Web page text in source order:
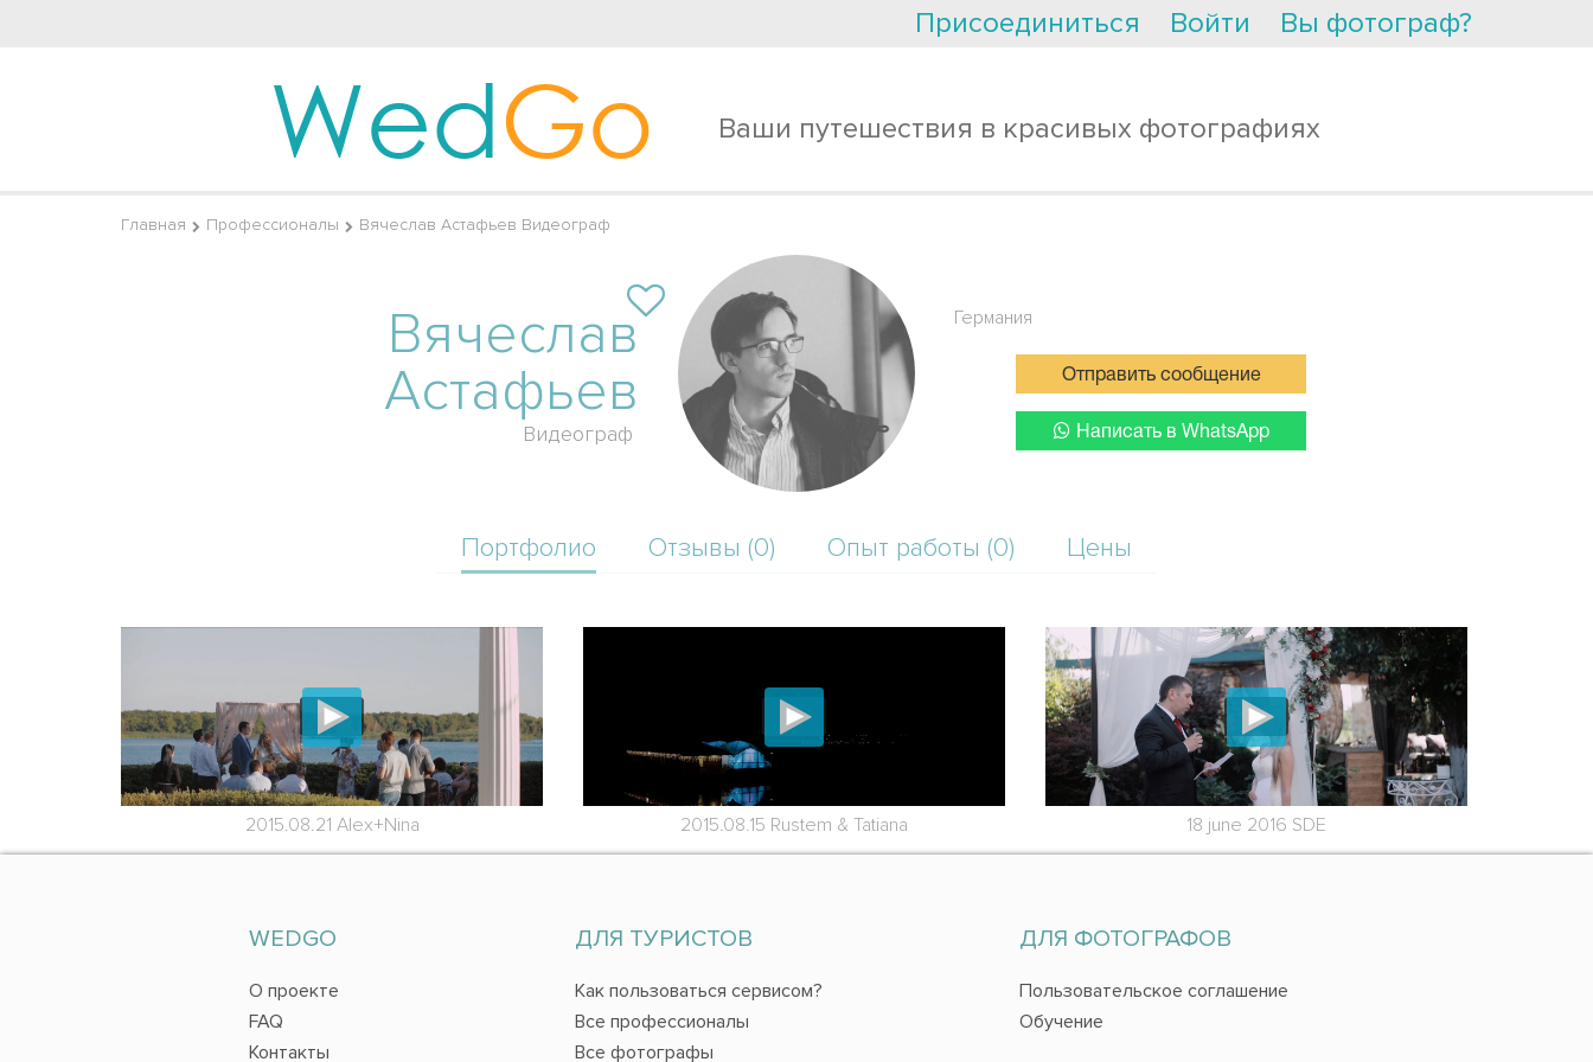
Присоединиться Войти Вы фотограф?
WedGo Ваши путешествия в красивых фотографиях
Главная Профессионалы Вячеслав Астафьев Видеограф
Вячеслав
Астафьев
Видеограф
Германия
Отправить сообщение
Написать в WhatsApp
Портфолио Отзывы (0) Опыт работы (0) Цены
2015.08.21 Alex+Nina 2015.08.15 Rustem & Tatiana 18 june 2016 SDE
WEDGO
О проекте
FAQ
Контакты
ДЛЯ ТУРИСТОВ
Как пользоваться сервисом?
Все профессионалы
Все фотографы
ДЛЯ ФОТОГРАФОВ
Пользовательское соглашение
Обучение